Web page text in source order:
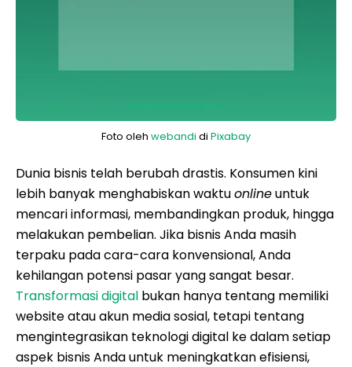
Foto oleh webandi di Pixabay
Dunia bisnis telah berubah drastis. Konsumen kini
lebih banyak menghabiskan waktuonlineuntuk
mencari informasi, membandingkan produk, hingga
melakukan pembelian. Jika bisnis Anda masih
terpaku pada cara-cara konvensional, Anda
kehilangan potensi pasar yang sangat besar.
Transformasi digital bukan hanya tentang memiliki
website atau akun media sosial, tetapi tentang
mengintegrasikan teknologi digital ke dalam setiap
aspek bisnis Anda untuk meningkatkan efisiensi,